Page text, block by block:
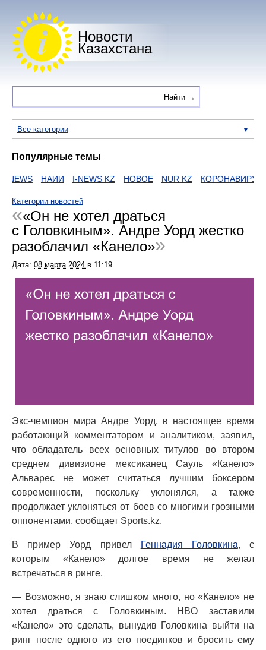
Новости
Казахстана
Все категории
Популярные темы
НАИИ I-NEWS KZ НОВОЕ NUR KZ КОРОНАВИРУС
Категории новостей
«Он не хотел драться
с Головкиным». Андре Уорд жестко
разоблачил «Канело»
Дата: 08 марта 2024 в 11:19
Экс-чемпион мира Андре Уорд, в настоящее время
работающий комментатором и аналитиком, заявил,
что обладатель всех основных титулов во втором
среднем дивизионе мексиканец Сауль «Канело»
Альварес не может считаться лучшим боксером
современности, поскольку уклонялся, а также
продолжает уклоняться от боев со многими грозными
оппонентами, сообщает Sports.kz.
В пример Уорд привел Геннадия Головкина, с
которым «Канело» долгое время не желал
встречаться в ринге.
— Возможно, я знаю слишком много, но «Канело» не
хотел драться с Головкиным. HBO заставили
«Канело» это сделать, вынудив Головкина выйти на
ринг после одного из его поединков и бросить ему